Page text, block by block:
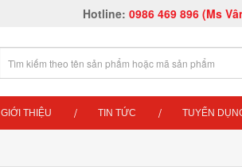
Hotline: 0986 469 896 (Ms
GIỚI THIỆU TIN TỨC TUYỂN